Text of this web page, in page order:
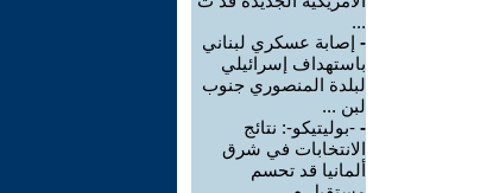
...
- إصابة عسكري لبناني
باستهداف إسرائيلي
لبلدة المنصوري جنوب
لبن ...
- -بوليتيكو-: نتائج
الانتخابات في شرق
ألمانيا قد تحسم